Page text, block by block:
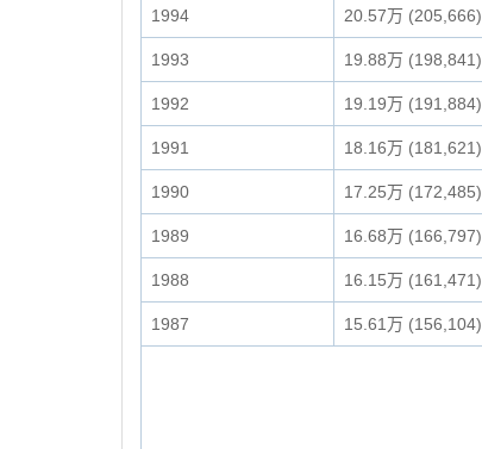
1994 20.57万 (205,666)
1993 19.88万 (198,841)
1992 19.19万 (191,884)
1991 18.16万 (181,621)
1990 17.25万 (172,485)
1989 16.68万 (166,797)
1988 16.15万 (161,471)
1987 15.61万 (156,104)